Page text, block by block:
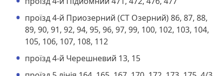
проїзд 4-й Приозерний (СТ Озерний) 86, 87, 88,
89, 90, 91, 92, 94, 95, 96, 97, 99, 100, 102, 103, 104,
105, 106, 107, 108, 112
проїзд 4-й Черешневий 13, 15